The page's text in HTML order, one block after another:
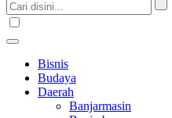
Bisnis
Budaya
Daerah
Banjarmasin